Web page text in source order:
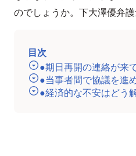
のでしょうか。下大澤優弁護
目次
●期日再開の連絡が来
●当事者間で協議を進
●経済的な不安はどう